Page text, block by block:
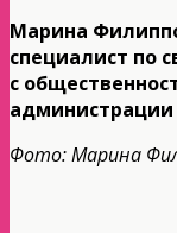
Марина
специалист по
с
администрации
Фото: Марина